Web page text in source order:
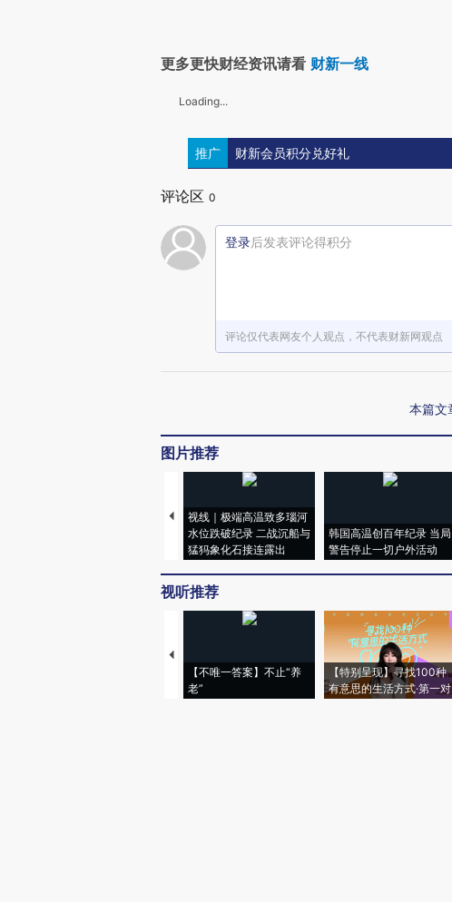
更多更快财经资讯请看 财新一线
Loading...
推广 财新会员积分兑好礼
评论区 0
登录后发表评论得积分
评论仅代表网友个人观点，不代表财新网观点
本篇文
图片推荐
视线｜极端高温致多瑙河
水位跌破纪录 二战沉船与
猛犸象化石接连露出
韩国高温创百年纪录 当局
警告停止一切户外活动
视听推荐
【不唯一答案】不止“养
老”
【特别呈现】寻找100种
有意思的生活方式·第一对